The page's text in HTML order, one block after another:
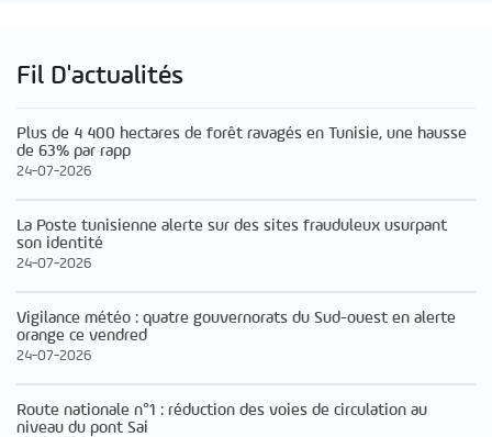
Fil D'actualités
Plus de 4 400 hectares de forêt ravagés en Tunisie, une hausse
de 63% par rapp
24-07-2026
La Poste tunisienne alerte sur des sites frauduleux usurpant
son identité
24-07-2026
Vigilance météo : quatre gouvernorats du Sud-ouest en alerte
orange ce vendred
24-07-2026
Route nationale n°1 : réduction des voies de circulation au
niveau du pont Sai